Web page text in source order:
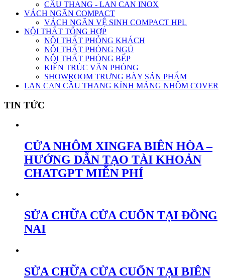
CẦU THANG - LAN CAN INOX
VÁCH NGĂN COMPACT
VÁCH NGĂN VỆ SINH COMPACT HPL
NỘI THẤT TỔNG HỢP
NỘI THẤT PHÒNG KHÁCH
NỘI THẤT PHÒNG NGỦ
NỘI THẤT PHÒNG BẾP
KIẾN TRÚC VĂN PHÒNG
SHOWROOM TRƯNG BÀY SẢN PHẨM
LAN CAN CẦU THANG KÍNH MÁNG NHÔM COVER
TIN TỨC
CỬA NHÔM XINGFA BIÊN HÒA –
HƯỚNG DẪN TẠO TÀI KHOẢN
CHATGPT MIỄN PHÍ
SỬA CHỮA CỬA CUỐN TẠI ĐỒNG
NAI
SỬA CHỮA CỬA CUỐN TẠI BIÊN